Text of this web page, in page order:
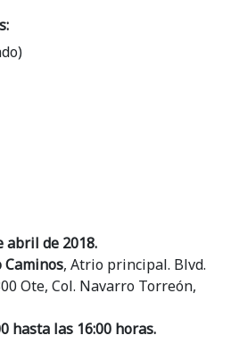
abril de 2018.
Caminos, Atrio principal. Blvd.
Ote, Col. Navarro Torreón,
hasta las 16:00 horas.